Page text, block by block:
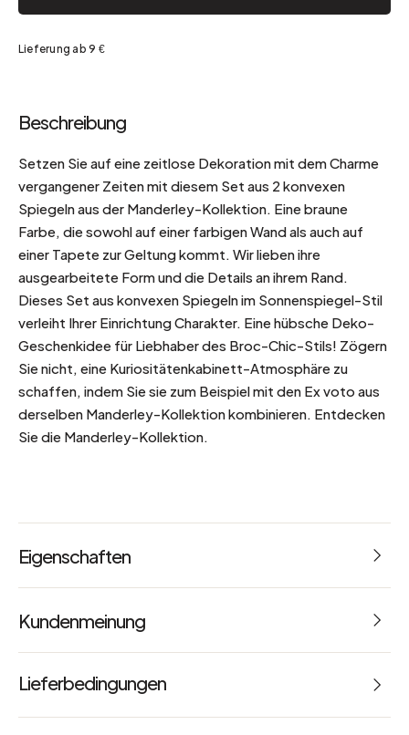
Lieferung ab 9 €
Beschreibung
Setzen Sie auf eine zeitlose Dekoration mit dem Charme
vergangener Zeiten mit diesem Set aus 2 konvexen
Spiegeln aus der Manderley-Kollektion. Eine braune
Farbe, die sowohl auf einer farbigen Wand als auch auf
einer Tapete zur Geltung kommt. Wir lieben ihre
ausgearbeitete Form und die Details an ihrem Rand.
Dieses Set aus konvexen Spiegeln im Sonnenspiegel-Stil
verleiht Ihrer Einrichtung Charakter. Eine hübsche Deko-
Geschenkidee für Liebhaber des Broc-Chic-Stils! Zögern
Sie nicht, eine Kuriositätenkabinett-Atmosphäre zu
schaffen, indem Sie sie zum Beispiel mit den Ex voto aus
derselben Manderley-Kollektion kombinieren. Entdecken
Sie die Manderley-Kollektion.
Eigenschaften
Gewicht: 2.3 kg
Farbe
Braun
Kundenmeinung
5
Lieferbedingungen